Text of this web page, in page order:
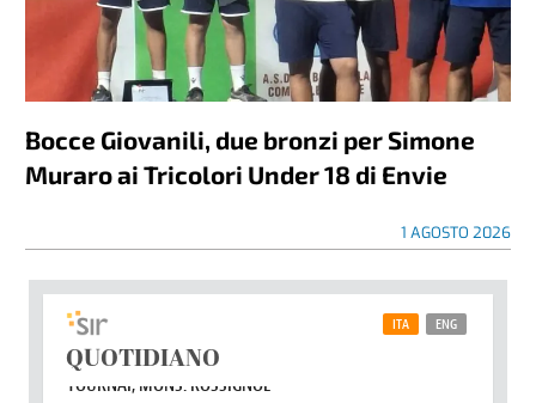
Bocce Giovanili, due bronzi per Simone
Muraro ai Tricolori Under 18 di Envie
1 AGOSTO 2026